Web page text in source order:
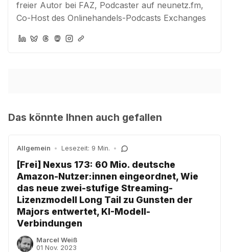
freier Autor bei FAZ, Podcaster auf neunetz.fm,
Co-Host des Onlinehandels-Podcasts Exchanges
Das könnte Ihnen auch gefallen
Allgemein • Lesezeit: 9 Min. •
[Frei] Nexus 173: 60 Mio. deutsche
Amazon-Nutzer:innen eingeordnet, Wie
das neue zwei-stufige Streaming-
Lizenzmodell Long Tail zu Gunsten der
Majors entwertet, KI-Modell-
Verbindungen
Marcel Weiß
01 Nov. 2023